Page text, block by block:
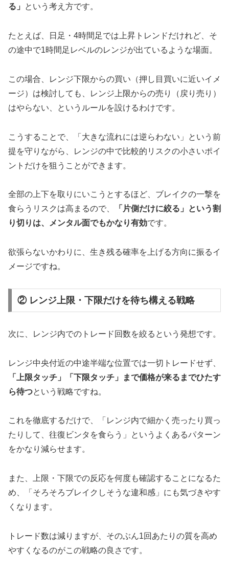
る」
という考え方です。
たとえば、日足・4時間足では上昇トレンドだけれど、そ
の途中で1時間足レベルのレンジが出ているような場面。
この場合、レンジ下限からの買い（押し目買いに近いイメ
ージ）は検討しても、レンジ上限からの売り（戻り売り）
はやらない、というルールを設けるわけです。
こうすることで、「大きな流れには逆らわない」という前
提を守りながら、レンジの中で比較的リスクの小さいポイ
ントだけを狙うことができます。
全部の上下を取りにいこうとするほど、ブレイクの一撃を
食らうリスクは高まるので、
「片側だけに絞る」という割
り切りは、メンタル面でもかなり有効です。
欲張らないかわりに、生き残る確率を上げる方向に振るイ
メージですね。
② レンジ上限・下限だけを待ち構える戦略
次に、レンジ内でのトレード回数を絞るという発想です。
レンジ中央付近の中途半端な位置では一切トレードせず、
「上限タッチ」「下限タッチ」まで価格が来るまでひたす
ら待つという戦略ですね。
これを徹底するだけで、「レンジ内で細かく売ったり買っ
たりして、往復ビンタを食らう」というよくあるパターン
をかなり減らせます。
また、上限・下限での反応を何度も確認することになるた
め、「そろそろブレイクしそうな違和感」にも気づきやす
くなります。
トレード数は減りますが、そのぶん1回あたりの質を高め
やすくなるのがこの戦略の良さです。